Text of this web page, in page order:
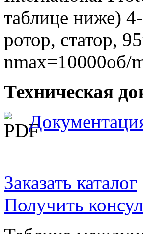
таблице ниже)
ротор, статор,
nmax=10000об/
Техническая
Заказать каталог
Получить